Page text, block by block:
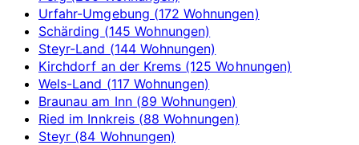
Urfahr-Umgebung (172 Wohnungen)
Schärding (145 Wohnungen)
Steyr-Land (144 Wohnungen)
Kirchdorf an der Krems (125 Wohnungen)
Wels-Land (117 Wohnungen)
Braunau am Inn (89 Wohnungen)
Ried im Innkreis (88 Wohnungen)
Steyr (84 Wohnungen)